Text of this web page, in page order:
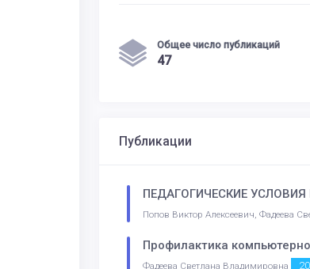
Общее число публикаций
47
Публикации
ПЕДАГОГИЧЕСКИЕ
Попов Виктор Алексеевич, Фадеева
Профилактика
Фадеева Светлана Владимировна